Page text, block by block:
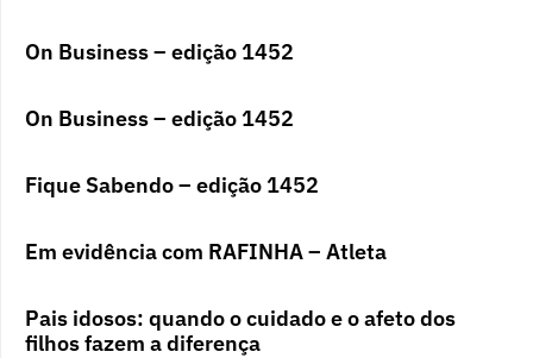
On Business – edição 1452
On Business – edição 1452
Fique Sabendo – edição 1452
Em evidência com RAFINHA – Atleta
Pais idosos: quando o cuidado e o afeto dos
filhos fazem a diferença